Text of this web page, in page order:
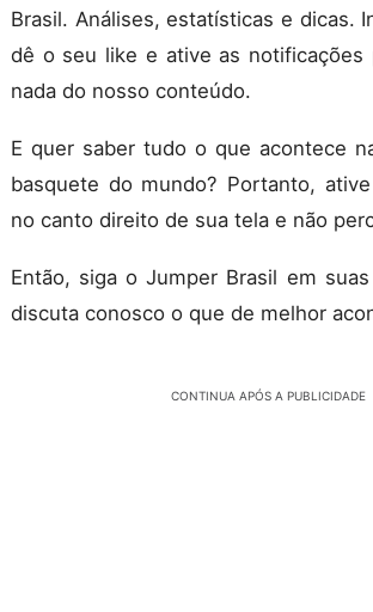
Brasil. Análises, estatísticas e dicas.
dê o seu like e ative as notificações
nada do nosso conteúdo.
E quer saber tudo o que acontece
basquete do mundo? Portanto,
no canto direito de sua tela e não
Então, siga o Jumper Brasil em
discuta conosco o que de melhor
CONTINUA APÓS A PUBLICIDADE